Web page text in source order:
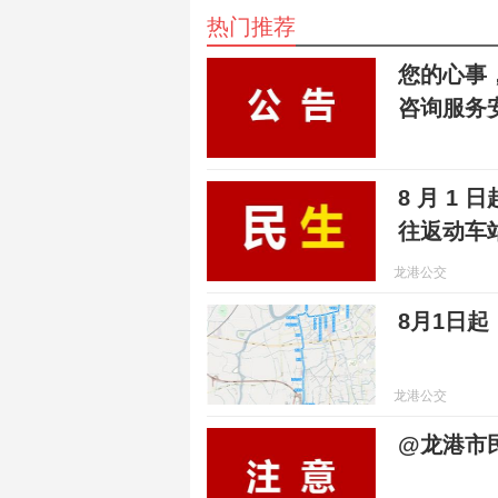
热门推荐
您的心事
咨询服务
8 月 1 日
往返动车
龙港公交
8月1日起
龙港公交
@龙港市